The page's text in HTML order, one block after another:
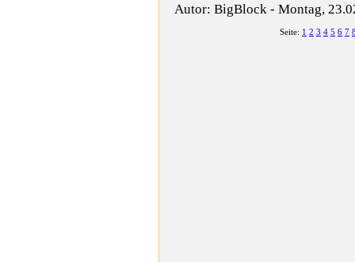
Autor: BigBlock - Montag,
Seite: 1 2 3 4 5 6 7